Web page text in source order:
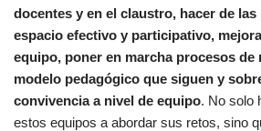
docentes y en el claustro, hacer de
espacio efectivo y participativo,
equipo, poner en marcha procesos de
modelo pedagógico que siguen y
convivencia a nivel de equipo. No solo
estos equipos a abordar sus retos, sino